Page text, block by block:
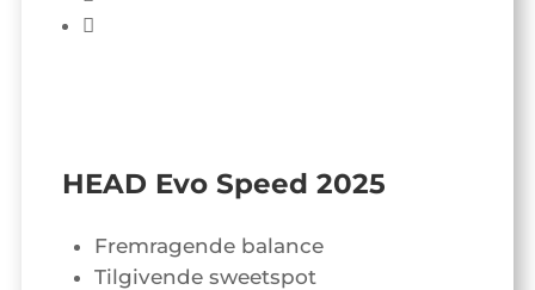
HEAD Evo Speed 2025
Fremragende balance
Tilgivende sweetspot